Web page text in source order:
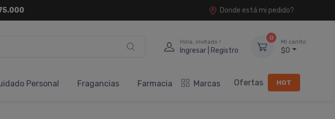
Donde está mi pedido?
Hola, invitado !
Ingresar | Registro
0
Mi carrito
$0
Personal Fragancias Farmacia Marcas Ofertas HOT